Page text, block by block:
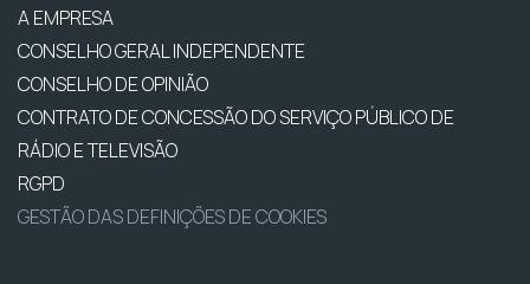
A EMPRESA
CONSELHO GERAL INDEPENDENTE
CONSELHO DE OPINIÃO
CONTRATO DE CONCESSÃO DO SERVIÇO PÚBLICO DE
RÁDIO E TELEVISÃO
RGPD
GESTÃO DAS DEFINIÇÕES DE COOKIES